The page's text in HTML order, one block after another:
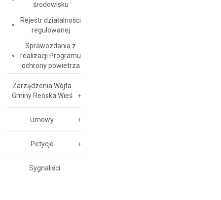
środowisku
Rejestr działalności
regulowanej
Sprawozdania z
realizacji Programu
ochrony powietrza
Zarządzenia Wójta
Gminy Reńska Wieś
Umowy
Petycje
Sygnaliści